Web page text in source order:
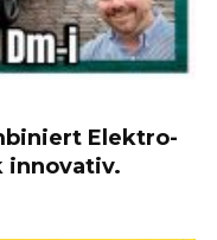
Elektro-
innovativ.